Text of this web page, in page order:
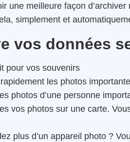
une meilleure façon
simplement et
vos données
pour vos souvenirs
les photos
photos d’une personne
vos photos sur une carte.
plus d’un appareil photo ?